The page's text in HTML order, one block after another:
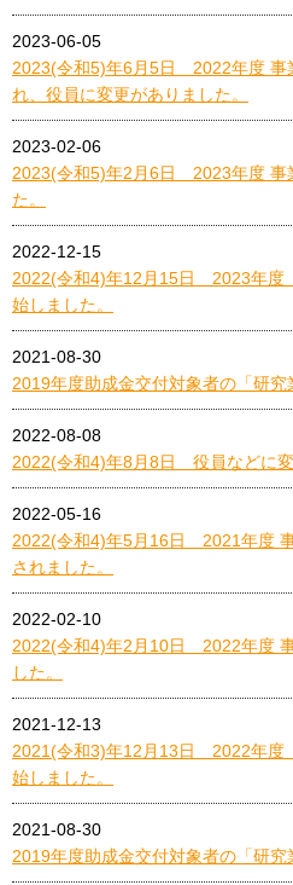
2023-06-05
2023(令和5)年6月5日 2022年度 事
れ、役員に変更がありました。
2023-02-06
2023(令和5)年2月6日 2023年度 事
た。
2022-12-15
2022(令和4)年12月15日 2023年度
始しました。
2021-08-30
2019年度助成金交付対象者の「研究
2022-08-08
2022(令和4)年8月8日 役員などに変
2022-05-16
2022(令和4)年5月16日 2021年度
されました。
2022-02-10
2022(令和4)年2月10日 2022年度
した。
2021-12-13
2021(令和3)年12月13日 2022年度
始しました。
2021-08-30
2019年度助成金交付対象者の「研究